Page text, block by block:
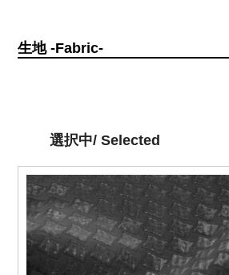
生地 -Fabric-
選択中/ Selected